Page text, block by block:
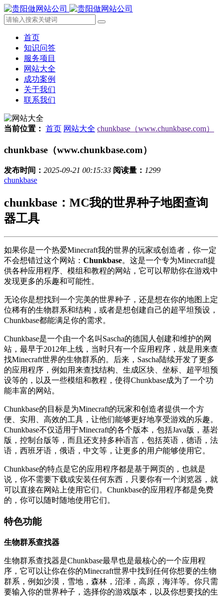
首页
知识问答
服务项目
网站大全
成功案例
关于我们
联系我们
当前位置： 首页 网站大全 chunkbase（www.chunkbase.com）
chunkbase（www.chunkbase.com）
发布时间： 2025-09-21 00:15:33 阅读量： 1299
chunkbase
chunkbase：MC我的世界种子地图查询
器工具
如果你是一个热爱Minecraft我的世界的玩家或创造者，你一定
不会想错过这个网站： Chunkbase。这是一个专为Minecraft提
供各种应用程序、模组和教程的网站，它可以帮助你在游戏中
发现更多的乐趣和可能性。
无论你是想找到一个完美的世界种子，还是想在你的地图上定
位稀有的生物群系和结构，或者是想创建自己的超平坦预设，
Chunkbase都能满足你的需求。
Chunkbase是一个由一个名叫Sascha的德国人创建和维护的网
站，最早于2012年上线，当时只有一个应用程序，就是用来查
找Minecraft世界的生物群系的。后来，Sascha陆续开发了更多
的应用程序，例如用来查找结构、生成区块、坐标、超平坦预
设等的，以及一些模组和教程，使得Chunkbase成为了一个功
能丰富的网站。
Chunkbase的目标是为Minecraft的玩家和创造者提供一个方
便、实用、高效的工具，让他们能够更好地享受游戏的乐趣。
Chunkbase不仅适用于Minecraft的各个版本，包括Java版，基岩
版，控制台版等，而且还支持多种语言，包括英语，德语，法
语，西班牙语，俄语，中文等，让更多的用户能够使用它。
Chunkbase的特点是它的应用程序都是基于网页的，也就是
说，你不需要下载或安装任何东西，只要你有一个浏览器，就
可以直接在网站上使用它们。Chunkbase的应用程序都是免费
的，你可以随时随地使用它们。
特色功能
生物群系查找器
生物群系查找器是Chunkbase最早也是最核心的一个应用程
序，它可以让你在你的Minecraft世界中找到任何你想要的生物
群系，例如沙漠，雪地，森林，沼泽，高原，海洋等。你只需
要输入你的世界种子，选择你的游戏版本，以及你想要找的生